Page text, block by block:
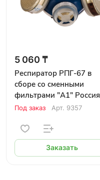
5 060 ₸
Респиратор РПГ-67 в
сборе со сменными
фильтрами "А1" Россия
Под заказ Арт. 9357
Заказать